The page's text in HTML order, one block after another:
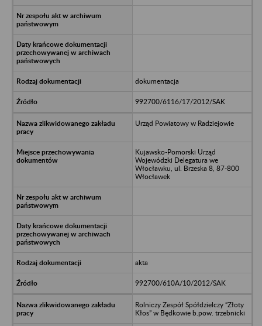
dokumentacja
992700/6116/17/2012/SAK
Urząd Powiatowy w Radziejowie
Kujawsko-Pomorski Urząd
Wojewódzki Delegatura we
Włocławku, ul. Brzeska 8, 87-800
Włocławek
akta
992700/610A/10/2012/SAK
Rolniczy Zespół Spółdzielczy “Złoty
Kłos” w Będkowie b.pow. trzebnicki